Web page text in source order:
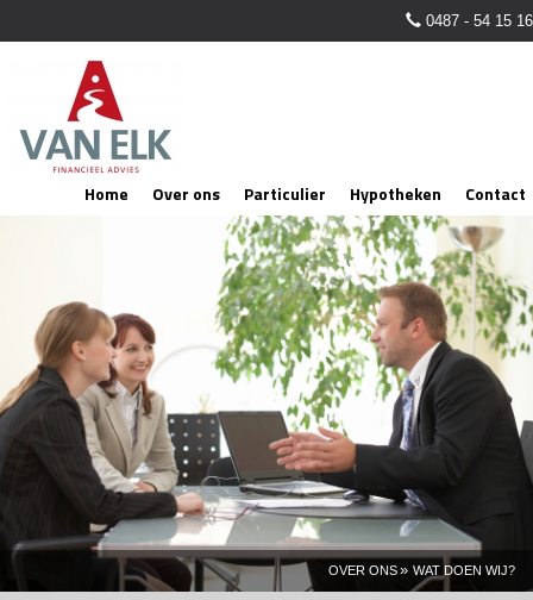
0487 - 54 15 16
Home Over ons Particulier Hypotheken Contact
OVER ONS» WAT DOEN WIJ?